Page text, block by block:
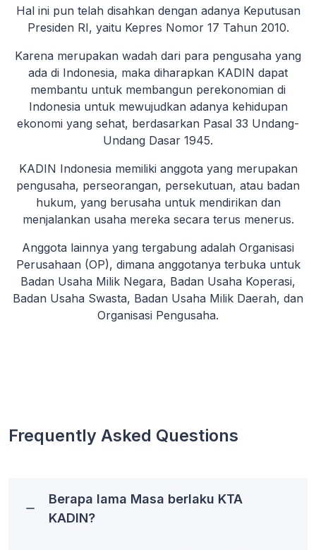
Hal ini pun telah disahkan dengan adanya Keputusan
Presiden RI, yaitu Kepres Nomor 17 Tahun 2010.
Karena merupakan wadah dari para pengusaha yang
ada di Indonesia, maka diharapkan KADIN dapat
membantu untuk membangun perekonomian di
Indonesia untuk mewujudkan adanya kehidupan
ekonomi yang sehat, berdasarkan Pasal 33 Undang-
Undang Dasar 1945.
KADIN Indonesia memiliki anggota yang merupakan
pengusaha, perseorangan, persekutuan, atau badan
hukum, yang berusaha untuk mendirikan dan
menjalankan usaha mereka secara terus menerus.
Anggota lainnya yang tergabung adalah Organisasi
Perusahaan (OP), dimana anggotanya terbuka untuk
Badan Usaha Milik Negara, Badan Usaha Koperasi,
Badan Usaha Swasta, Badan Usaha Milik Daerah, dan
Organisasi Pengusaha.
Frequently Asked Questions
Berapa lama Masa berlaku KTA
KADIN?